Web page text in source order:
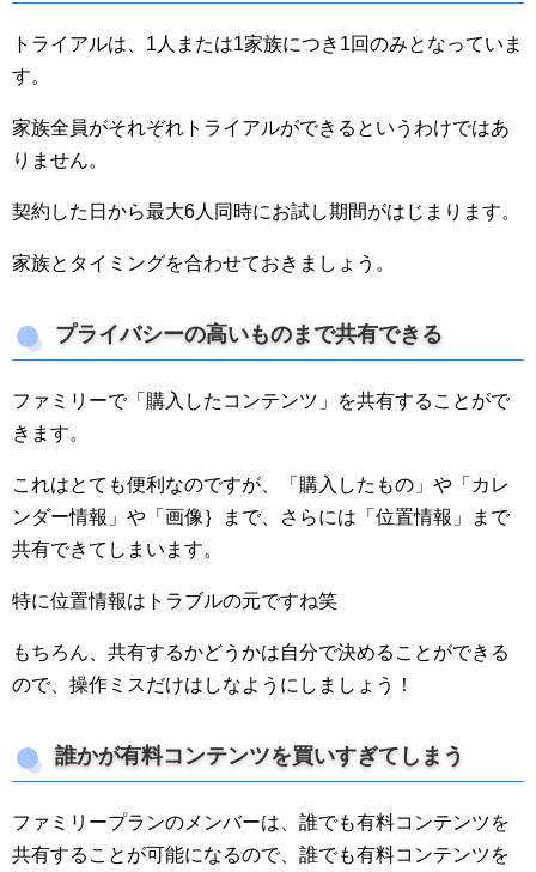
トライアルは、1人または1家族につき1回のみとなっていま
す。
家族全員がそれぞれトライアルができるというわけではあ
りません。
契約した日から最大6人同時にお試し期間がはじまります。
家族とタイミングを合わせておきましょう。
プライバシーの高いものまで共有できる
ファミリーで「購入したコンテンツ」を共有することがで
きます。
これはとても便利なのですが、「購入したもの」や「カレ
ンダー情報」や「画像｝まで、さらには「位置情報」まで
共有できてしまいます。
特に位置情報はトラブルの元ですね笑
もちろん、共有するかどうかは自分で決めることができる
ので、操作ミスだけはしなようにしましょう！
誰かが有料コンテンツを買いすぎてしまう
ファミリープランのメンバーは、誰でも有料コンテンツを
共有することが可能になるので、誰でも有料コンテンツを